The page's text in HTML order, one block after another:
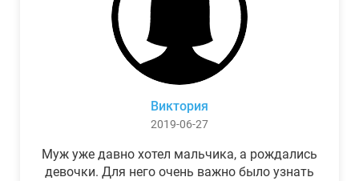
Виктория
2019-06-27
Муж уже давно хотел мальчика, а рождались
девочки. Для него очень важно было узнать